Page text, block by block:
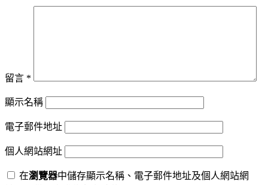
留言 *
顯示名稱
電子郵件地址
個人網站網址
在瀏覽器中儲存顯示名稱、電子郵件地址及個人網站網